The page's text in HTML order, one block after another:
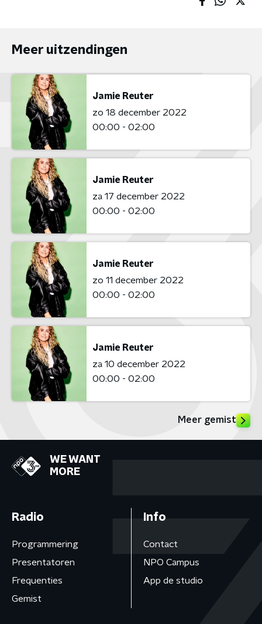
Meer uitzendingen
Jamie Reuter
zo 18 december 2022
00:00 - 02:00
Jamie Reuter
za 17 december 2022
00:00 - 02:00
Jamie Reuter
zo 11 december 2022
00:00 - 02:00
Jamie Reuter
za 10 december 2022
00:00 - 02:00
Meer gemist
WE WANT
MORE
Radio
Programmering
Presentatoren
Frequenties
Gemist
Info
Contact
NPO Campus
App de studio